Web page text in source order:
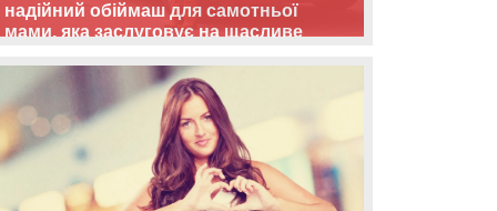
надійний обіймаш для самотньої
мами, яка заслуговує на щасливе